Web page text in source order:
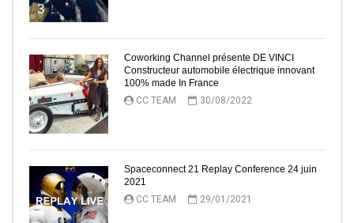
3
4
Coworking Channel présente DE VINCI
Constructeur automobile électrique innovant
100% made In France
CC TEAM
30/08/2022
Spaceconnect 21 Replay Conference 24 juin
2021
CC TEAM
29/01/2021